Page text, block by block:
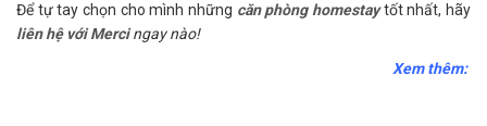
Để tự tay chọn cho mình những căn phòng homestaytốt nhất, hãy
liên hệ với Merci ngay nào!
Xem thêm: